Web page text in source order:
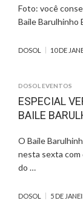
Foto: você
Baile Barulhinho
DOSOL 10 DE
DOSOL EVENTOS
ESPECIAL
BAILE
O Baile
nesta sexta com
do …
DOSOL 5 DE